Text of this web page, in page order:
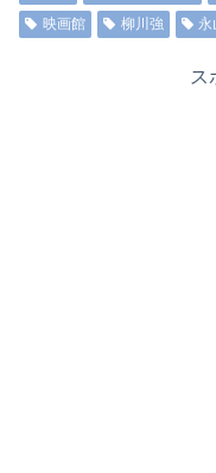
映画館
柳川強 永
ス